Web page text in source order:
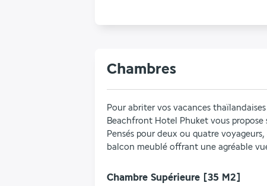
Chambres
Pour abriter vos vacances
Beachfront Hotel Phuket vous propose
Pensés pour deux ou quatre
balcon meublé offrant une agréable
Chambre Supérieure [35 M2]